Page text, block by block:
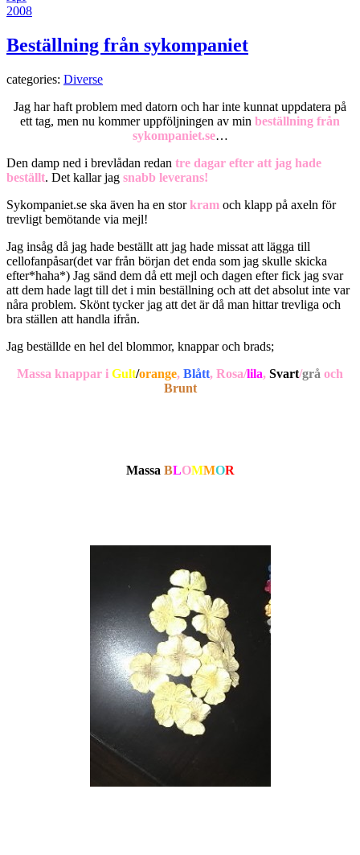
2008
Beställning från sykompaniet
categories: Diverse
Jag har haft problem med datorn och har inte kunnat uppdatera på
ett tag, men nu kommer uppföljningen av min beställning från
sykompaniet.se…
Den damp ned i brevlådan redan tre dagar efter att jag hade
beställt. Det kallar jag snabb leverans!
Sykompaniet.se ska även ha en storkram och klapp på axeln för
trevligt bemötande via mejl!
Jag insåg då jag hade beställt att jag hade missat att lägga till
cellofanpåsar(det var från början det enda som jag skulle skicka
efter*haha*) Jag sänd dem då ett mejl och dagen efter fick jag svar
att dem hade lagt till det i min beställning och att det absolut inte var
nåra problem. Skönt tycker jag att det är då man hittar trevliga och
bra ställen att handla ifrån.
Jag beställde en hel del blommor, knappar och brads;
Massa knappar i Gult/orange, Blått, Rosa/lila, Svart/grå och
Brunt
Massa BLOMMOR